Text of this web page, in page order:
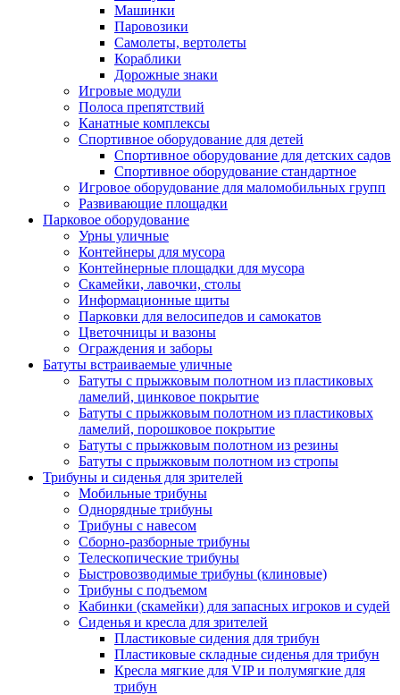
Машинки
Паровозики
Самолеты, вертолеты
Кораблики
Дорожные знаки
Игровые модули
Полоса препятствий
Канатные комплексы
Спортивное оборудование для детей
Спортивное оборудование для детских садов
Спортивное оборудование стандартное
Игровое оборудование для маломобильных групп
Развивающие площадки
Парковое оборудование
Урны уличные
Контейнеры для мусора
Контейнерные площадки для мусора
Скамейки, лавочки, столы
Информационные щиты
Парковки для велосипедов и самокатов
Цветочницы и вазоны
Ограждения и заборы
Батуты встраиваемые уличные
Батуты с прыжковым полотном из пластиковых
ламелий, цинковое покрытие
Батуты с прыжковым полотном из пластиковых
ламелий, порошковое покрытие
Батуты с прыжковым полотном из резины
Батуты с прыжковым полотном из стропы
Трибуны и сиденья для зрителей
Мобильные трибуны
Однорядные трибуны
Трибуны с навесом
Сборно-разборные трибуны
Телескопические трибуны
Быстровозводимые трибуны (клиновые)
Трибуны с подъемом
Кабинки (скамейки) для запасных игроков и судей
Сиденья и кресла для зрителей
Пластиковые сидения для трибун
Пластиковые складные сиденья для трибун
Кресла мягкие для VIP и полумягкие для
трибун